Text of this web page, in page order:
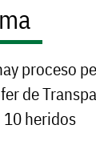
proceso
de
heridos